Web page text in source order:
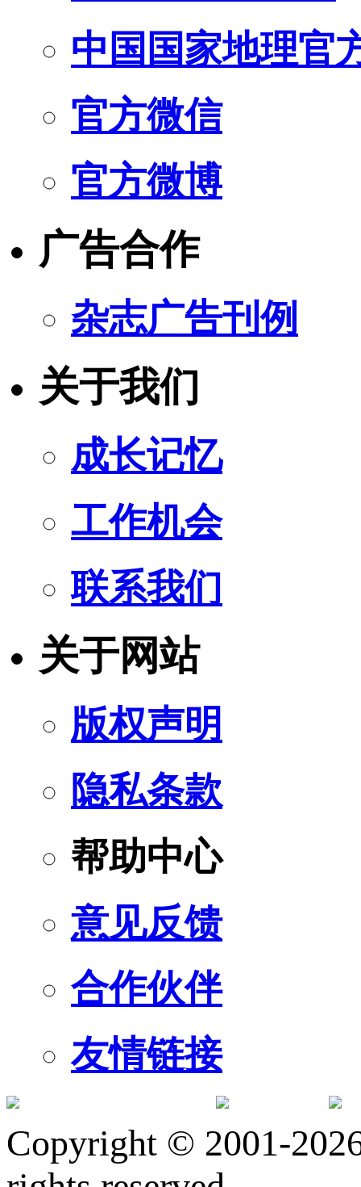
中国国家地理官
官方微信
官方微博
广告合作
杂志广告刊例
关于我们
成长记忆
工作机会
联系我们
关于网站
版权声明
隐私条款
帮助中心
意见反馈
合作伙伴
友情链接
Copyright © 2001-